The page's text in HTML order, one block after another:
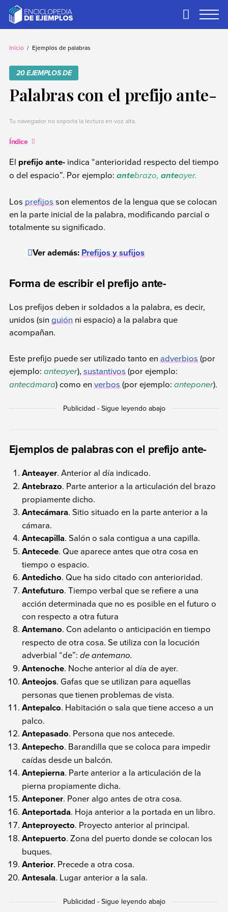
contentEjemplos
Necesitas ejemplos.
Primary
Inicio Ejemplos de palabras
20 EJEMPLOS DE
Palabras con el prefijo ante-
Tu navegador no soporta la lectura en voz alta.
Índice
El prefijo ante-indica “anterioridad respecto del tiempo
o del espacio”. Por ejemplo: antebrazo, anteayer.
Losprefijosson elementos de la lengua que se colocan
en la parte inicial de la palabra, modificando parcial o
totalmente su significado.
Ver además:Prefijos y sufijos
Forma de escribir el prefijo ante-
Los prefijos deben ir soldados a la palabra, es decir,
unidos (singuiónni espacio) a la palabra que
acompañan.
Este prefijo puede ser utilizado tanto enadverbios(por
ejemplo: anteayer),sustantivos(por ejemplo:
antecámara) como enverbos(por ejemplo: anteponer).
Ejemplos de palabras con el prefijo ante-
Anteayer. Anterior al día indicado.
Antebrazo. Parte anterior a la articulación del brazo
propiamente dicho.
Antecámara. Sitio situado en la parte anterior a la
cámara.
Antecapilla. Salón o sala contigua a una capilla.
Antecede. Que aparece antes que otra cosa en
tiempo o espacio.
Antedicho. Que ha sido citado con anterioridad.
Antefuturo. Tiempo verbal que se refiere a una
acción determinada que no es posible en el futuro o
con respecto a otra futura
Antemano. Con adelanto o anticipación en tiempo
respecto de otra cosa. Se utiliza con la locución
adverbial “de”:de antemano.
Antenoche. Noche anterior al día de ayer.
Anteojos. Gafas que se utilizan para aquellas
personas que tienen problemas de vista.
Antepalco. Habitación o sala que tiene acceso a un
palco.
Antepasado. Persona que nos antecede.
Antepecho. Barandilla que se coloca para impedir
caídas desde un balcón.
Antepierna. Parte anterior a la articulación de la
pierna propiamente dicha.
Anteponer. Poner algo antes de otra cosa.
Anteportada. Hoja anterior a la portada en un libro.
Anteproyecto. Proyecto anterior al principal.
Antepuerto. Zona del puerto donde se colocan los
buques.
Anterior. Precede a otra cosa.
Antesala. Lugar anterior a la sala.